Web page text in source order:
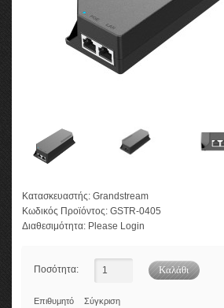
Κατασκευαστής: Grandstream
Κωδικός Προϊόντος: GSTR-0405
Διαθεσιμότητα: Please Login
Ποσότητα:
Επιθυμητό Σύγκριση